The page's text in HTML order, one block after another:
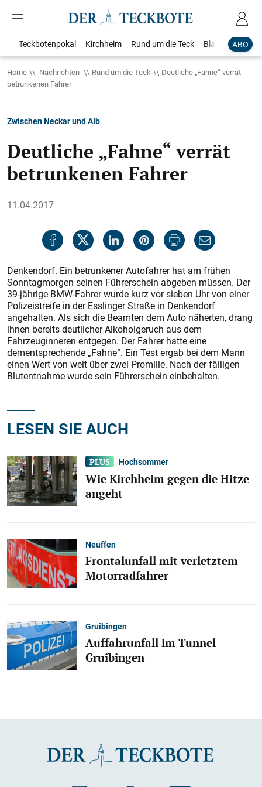
ABO
Teckbotenpokal Kirchheim Rund um die Teck Blaulicht
Home Nachrichten Rund um die Teck
Deutliche „Fahne“ verrät
betrunkenen Fahrer
Zwischen Neckar und Alb
Deutliche „Fahne“ verrät
betrunkenen Fahrer
11.04.2017
Denkendorf. Ein betrunkener Autofahrer hat am frühen
Sonntagmorgen seinen Führerschein abgeben müssen. Der
39-jährige BMW-Fahrer wurde kurz vor sieben Uhr von einer
Polizeistreife in der Esslinger Straße in Denkendorf
angehalten. Als sich die Beamten dem Auto näherten, drang
ihnen bereits deutlicher Alkoholgeruch aus dem
Fahrzeuginneren entgegen. Der Fahrer hatte eine
dementsprechende „Fahne“. Ein Test ergab bei dem Mann
einen Wert von weit über zwei Promille. Nach der fälligen
Blutentnahme wurde sein Führerschein einbehalten.
LESEN SIE AUCH
Hochsommer
Wie Kirchheim gegen die Hitze
angeht
Neuffen
Frontalunfall mit verletztem
Motorradfahrer
Gruibingen
Auffahrunfall im Tunnel
Gruibingen